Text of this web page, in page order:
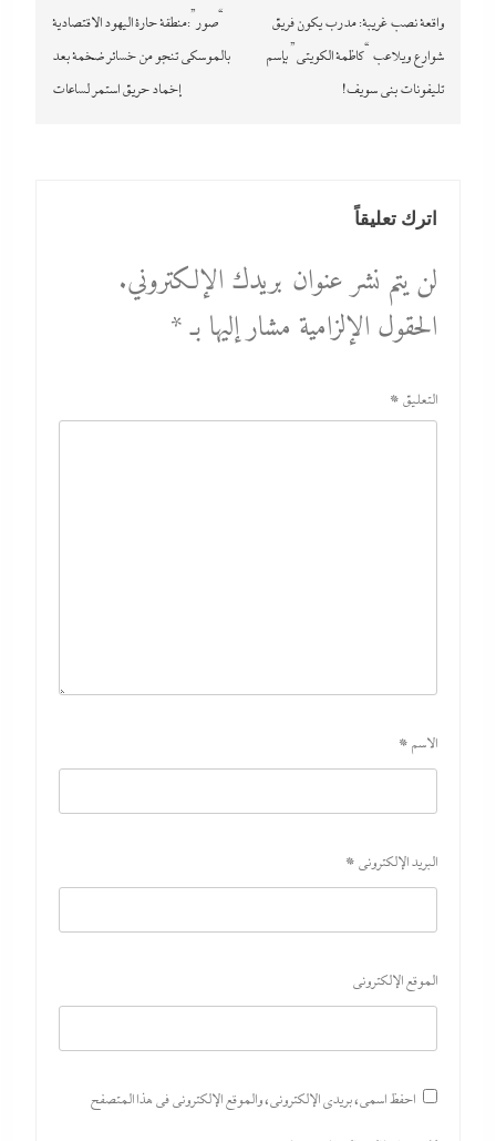
المقالات
واقعة نصب غريبة: مدرب يكون فريق
شوارع ويلاعب “كاظمة الكويتى” بإسم
تليفونات بنى سويف!
“صور”:منطقة حارة اليهود الاقتصادية
بالموسكى تنجو من خسائر ضخمة بعد
إخماد حريق استمر لساعات
اترك تعليقاً
لن يتم نشر عنوان بريدك الإلكتروني.
الحقول الإلزامية مشار إليها بـ*
التعليق *
الاسم *
البريد الإلكتروني *
الموقع الإلكتروني
احفظ اسمي، بريدي الإلكتروني، والموقع الإلكتروني في هذا المتصفح